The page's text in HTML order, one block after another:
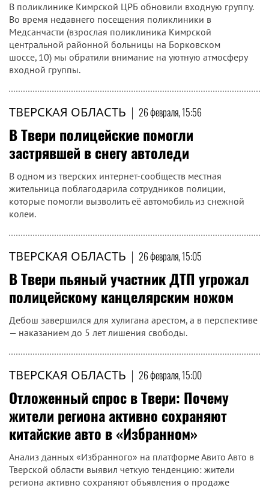
В поликлинике Кимрской ЦРБ обновили входную группу.
Во время недавнего посещения поликлиники в
Медсанчасти (взрослая поликлиника Кимрской
центральной районной больницы на Борковском
шоссе, 10) мы обратили внимание на уютную атмосферу
входной группы.
ТВЕРСКАЯ ОБЛАСТЬ | 26 февраля, 15:56
В Твери полицейские помогли
застрявшей в снегу автоледи
В одном из тверских интернет-сообществ местная
жительница поблагодарила сотрудников полиции,
которые помогли вызволить её автомобиль из снежной
колеи.
ТВЕРСКАЯ ОБЛАСТЬ | 26 февраля, 15:05
В Твери пьяный участник ДТП угрожал
полицейскому канцелярским ножом
Дебош завершился для хулигана арестом, а в перспективе
— наказанием до 5 лет лишения свободы.
ТВЕРСКАЯ ОБЛАСТЬ | 26 февраля, 15:00
Отложенный спрос в Твери: Почему
жители региона активно сохраняют
китайские авто в «Избранном»
Анализ данных «Избранного» на платформе Авито Авто в
Тверской области выявил четкую тенденцию: жители
региона активно сохраняют объявления о продаже